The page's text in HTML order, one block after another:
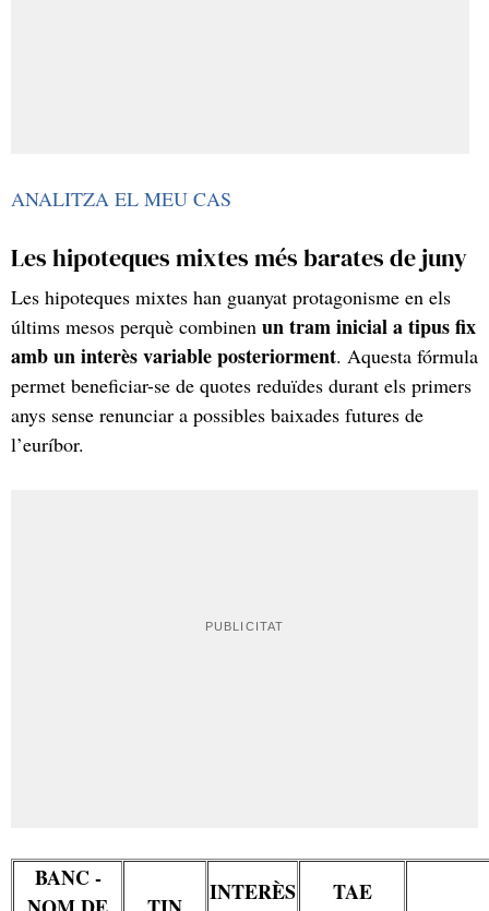
ANALITZA EL MEU CAS
Les hipoteques mixtes més barates de juny
Les hipoteques mixtes han guanyat protagonisme en els
últims mesos perquè combinen un tram inicial a tipus fix
amb un interès variable posteriorment. Aquesta fórmula
permet beneficiar-se de quotes reduïdes durant els primers
anys sense renunciar a possibles baixades futures de
l’euríbor.
BANC -
INTERÈS
TAE